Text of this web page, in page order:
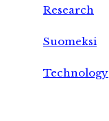
Research
Suomeksi
Technology